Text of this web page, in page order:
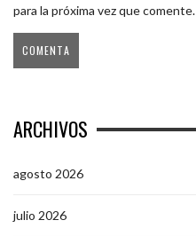
para la próxima vez que comente.
ARCHIVOS
agosto 2026
julio 2026